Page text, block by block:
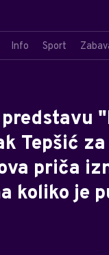
Info Sport
Tepšić za
priča
koliko je